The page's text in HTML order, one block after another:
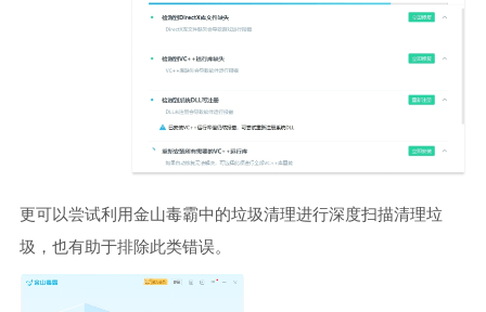
更可以尝试利用金山毒霸中的垃圾清理进行深度扫描清理垃
圾，也有助于排除此类错误。